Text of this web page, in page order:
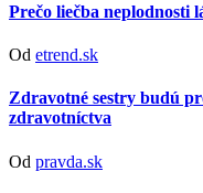
Prečo liečba neplodnosti
Od etrend.sk
Zdravotné sestry budú
zdravotníctva
Od pravda.sk